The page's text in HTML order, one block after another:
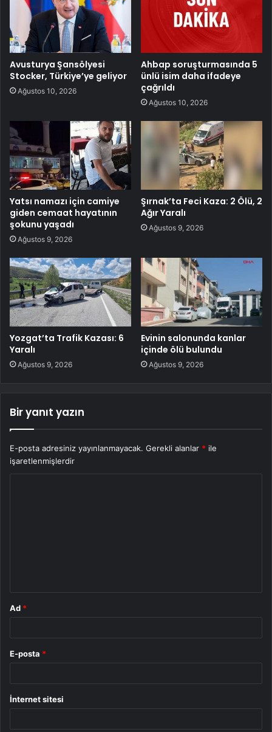
Avusturya Şansölyesi
Stocker, Türkiye’ye geliyor
Ağustos 10, 2026
Ahbap soruşturmasında 5
ünlü isim daha ifadeye
çağrıldı
Ağustos 10, 2026
Yatsı namazı için camiye
giden cemaat hayatının
şokunu yaşadı
Ağustos 9, 2026
Şırnak’ta Feci Kaza: 2 Ölü, 2
Ağır Yaralı
Ağustos 9, 2026
Yozgat’ta Trafik Kazası: 6
Yaralı
Ağustos 9, 2026
Evinin salonunda kanlar
içinde ölü bulundu
Ağustos 9, 2026
Bir yanıt yazın
E-posta adresiniz yayınlanmayacak. Gerekli alanlar * ile
işaretlenmişlerdir
Ad *
E-posta *
İnternet sitesi